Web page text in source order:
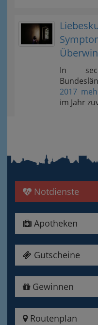
In
2017
im Jahr
Notdienste
Apotheken
Gutscheine
Gewinnen
Routenplan